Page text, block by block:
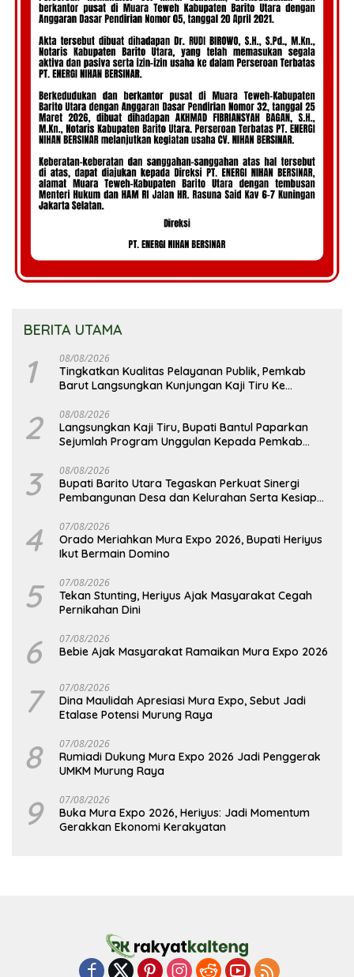
BERITA UTAMA
1 08/08/2026
Tingkatkan Kualitas Pelayanan Publik, Pemkab
Barut Langsungkan Kunjungan Kaji Tiru Ke
2 08/08/2026
Langsungkan Kaji Tiru, Bupati Bantul Paparkan
Sejumlah Program Unggulan Kepada Pemkab
3 08/08/2026
Bupati Barito Utara Tegaskan Perkuat Sinergi
Pembangunan Desa dan Kelurahan Serta Kesiapan
4 07/08/2026
Orado Meriahkan Mura Expo 2026, Bupati Heriyus
Ikut Bermain Domino
5 07/08/2026
Tekan Stunting, Heriyus Ajak Masyarakat Cegah
Pernikahan Dini
6 07/08/2026
Bebie Ajak Masyarakat Ramaikan Mura Expo 2026
7 07/08/2026
Dina Maulidah Apresiasi Mura Expo, Sebut Jadi
Etalase Potensi Murung Raya
8 07/08/2026
Rumiadi Dukung Mura Expo 2026 Jadi Penggerak
UMKM Murung Raya
9 07/08/2026
Buka Mura Expo 2026, Heriyus: Jadi Momentum
Gerakkan Ekonomi Kerakyatan